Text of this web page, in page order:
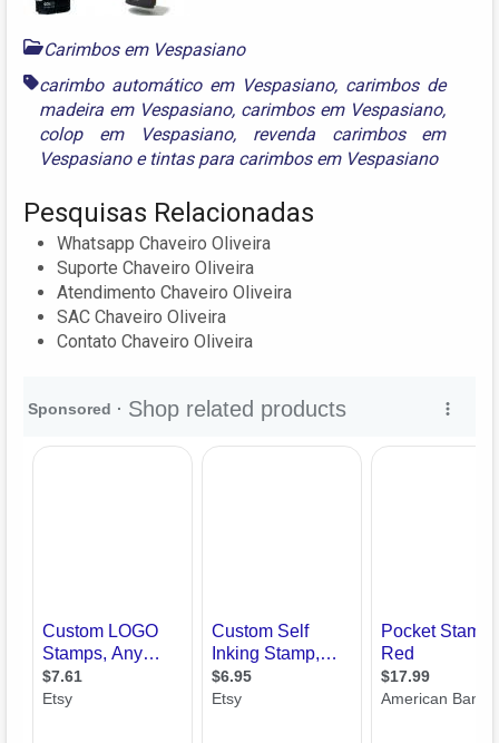
Carimbos em Vespasiano
carimbo automático em Vespasiano, carimbos de
madeira em Vespasiano, carimbos em Vespasiano,
colop em Vespasiano, revenda carimbos em
Vespasianoe tintas para carimbos em Vespasiano
Pesquisas Relacionadas
Whatsapp Chaveiro Oliveira
Suporte Chaveiro Oliveira
Atendimento Chaveiro Oliveira
SAC Chaveiro Oliveira
Contato Chaveiro Oliveira